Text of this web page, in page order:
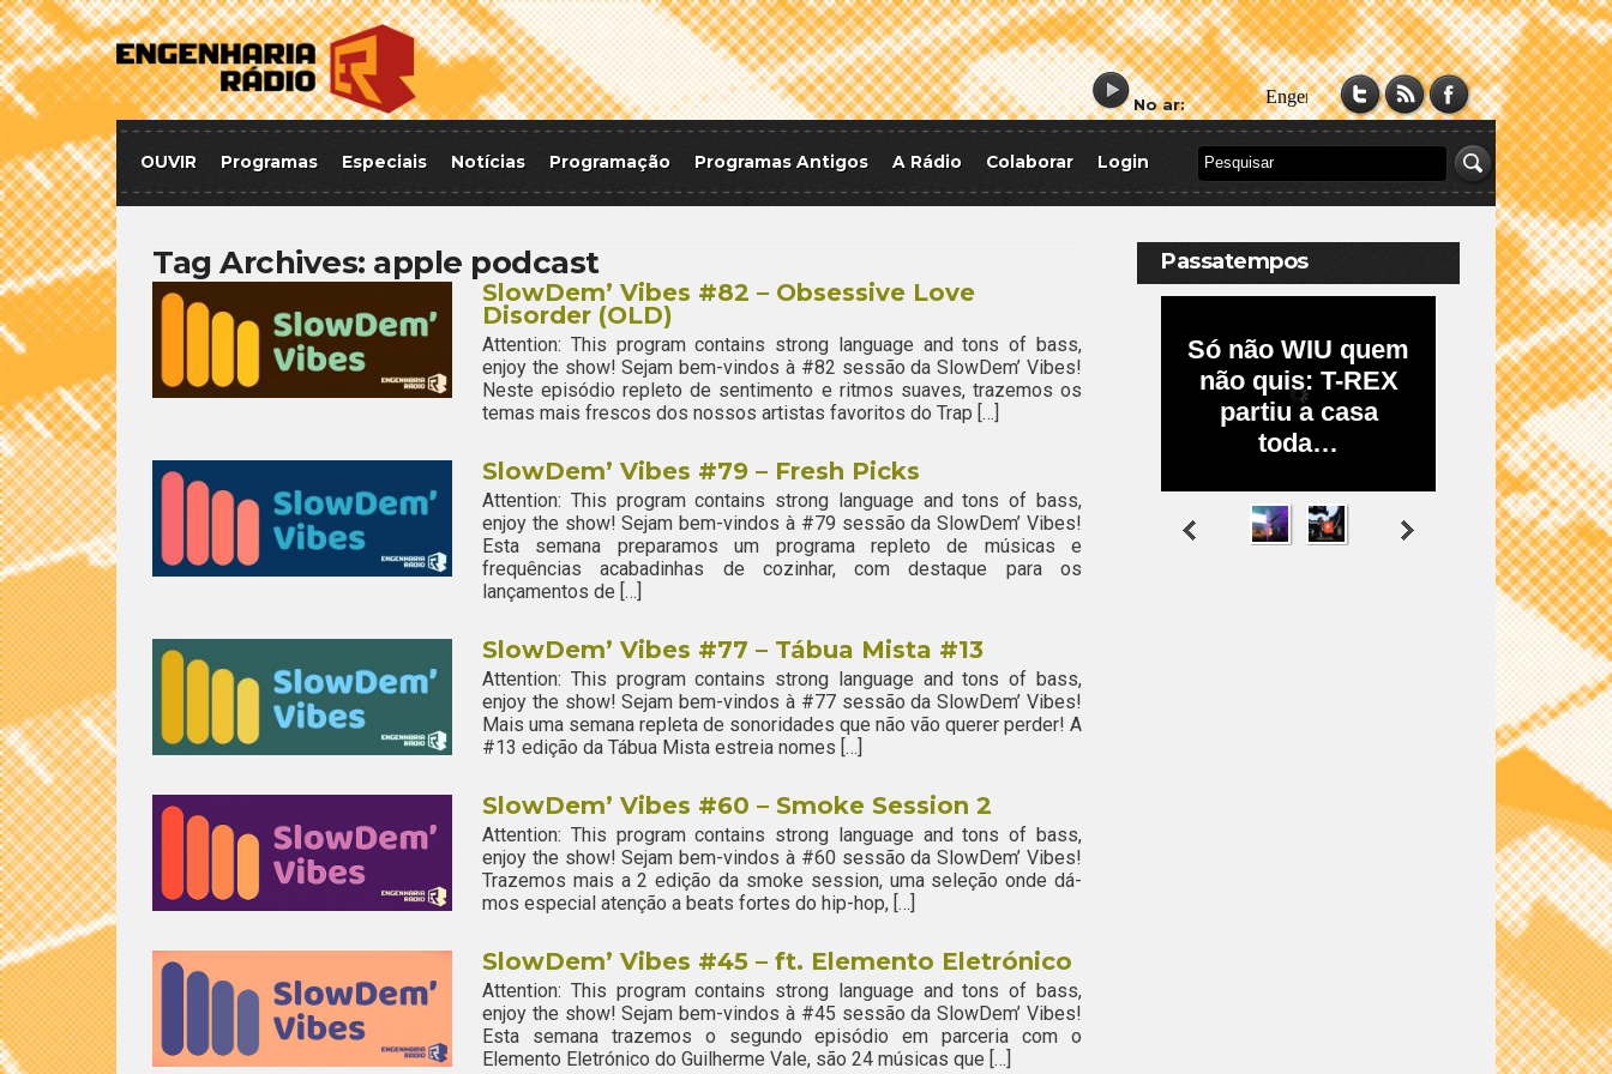
No ar:
OUVIR Programas Especiais Notícias Programação Programas Antigos A Rádio Colaborar Login
Tag Archives: apple podcast
SlowDem’ Vibes #82 – Obsessive Love
Disorder (OLD)
Attention: This program contains strong language and tons of bass,
enjoy the show! Sejam bem-vindos à #82 sessão da SlowDem’ Vibes!
Neste episódio repleto de sentimento e ritmos suaves, trazemos os
temas mais frescos dos nossos artistas favoritos do Trap […]
SlowDem’ Vibes #79 – Fresh Picks
Attention: This program contains strong language and tons of bass,
enjoy the show! Sejam bem-vindos à #79 sessão da SlowDem’ Vibes!
Esta semana preparamos um programa repleto de músicas e
frequências acabadinhas de cozinhar, com destaque para os
lançamentos de […]
SlowDem’ Vibes #77 – Tábua Mista #13
Attention: This program contains strong language and tons of bass,
enjoy the show! Sejam bem-vindos à #77 sessão da SlowDem’ Vibes!
Mais uma semana repleta de sonoridades que não vão querer perder! A
#13 edição da Tábua Mista estreia nomes […]
SlowDem’ Vibes #60 – Smoke Session 2
Attention: This program contains strong language and tons of bass,
enjoy the show! Sejam bem-vindos à #60 sessão da SlowDem’ Vibes!
Trazemos mais a 2 edição da smoke session, uma seleção onde dá-
mos especial atenção a beats fortes do hip-hop, […]
SlowDem’ Vibes #45 – ft. Elemento Eletrónico
Attention: This program contains strong language and tons of bass,
enjoy the show! Sejam bem-vindos à #45 sessão da SlowDem’ Vibes!
Esta semana trazemos o segundo episódio em parceria com o
Elemento Eletrónico do Guilherme Vale, são 24 músicas que […]
Passatempos